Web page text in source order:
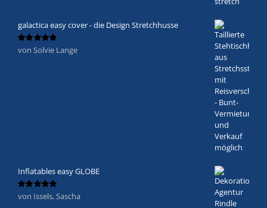
galactica easy cover - die Design Stretchhusse
Bewertet
von Solvie Lange
Inflatables easy GLOBE
Bewertet
von Issels, Sascha